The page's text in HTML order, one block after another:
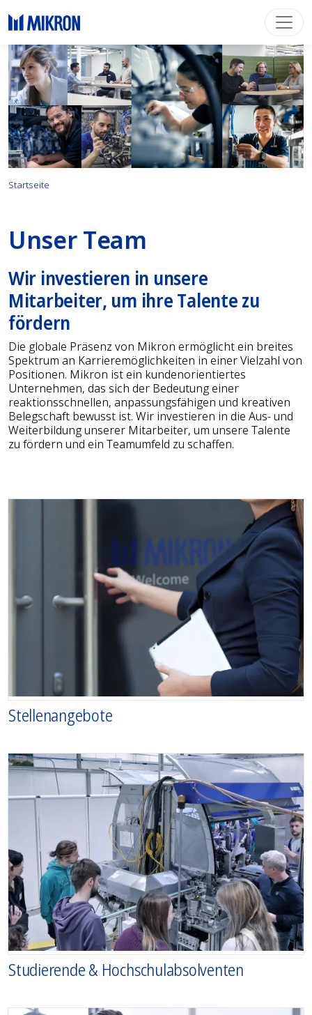
Startseite
Unser Team
Wir investieren in unsere
Mitarbeiter, um ihre Talente zu
fördern
Die globale Präsenz von Mikron ermöglicht ein breites
Spektrum an Karrieremöglichkeiten in einer Vielzahl von
Positionen. Mikron ist ein kundenorientiertes
Unternehmen, das sich der Bedeutung einer
reaktionsschnellen, anpassungsfähigen und kreativen
Belegschaft bewusst ist. Wir investieren in die Aus- und
Weiterbildung unserer Mitarbeiter, um unsere Talente
zu fördern und ein Teamumfeld zu schaffen.
Stellenangebote
Studierende & Hochschulabsolventen